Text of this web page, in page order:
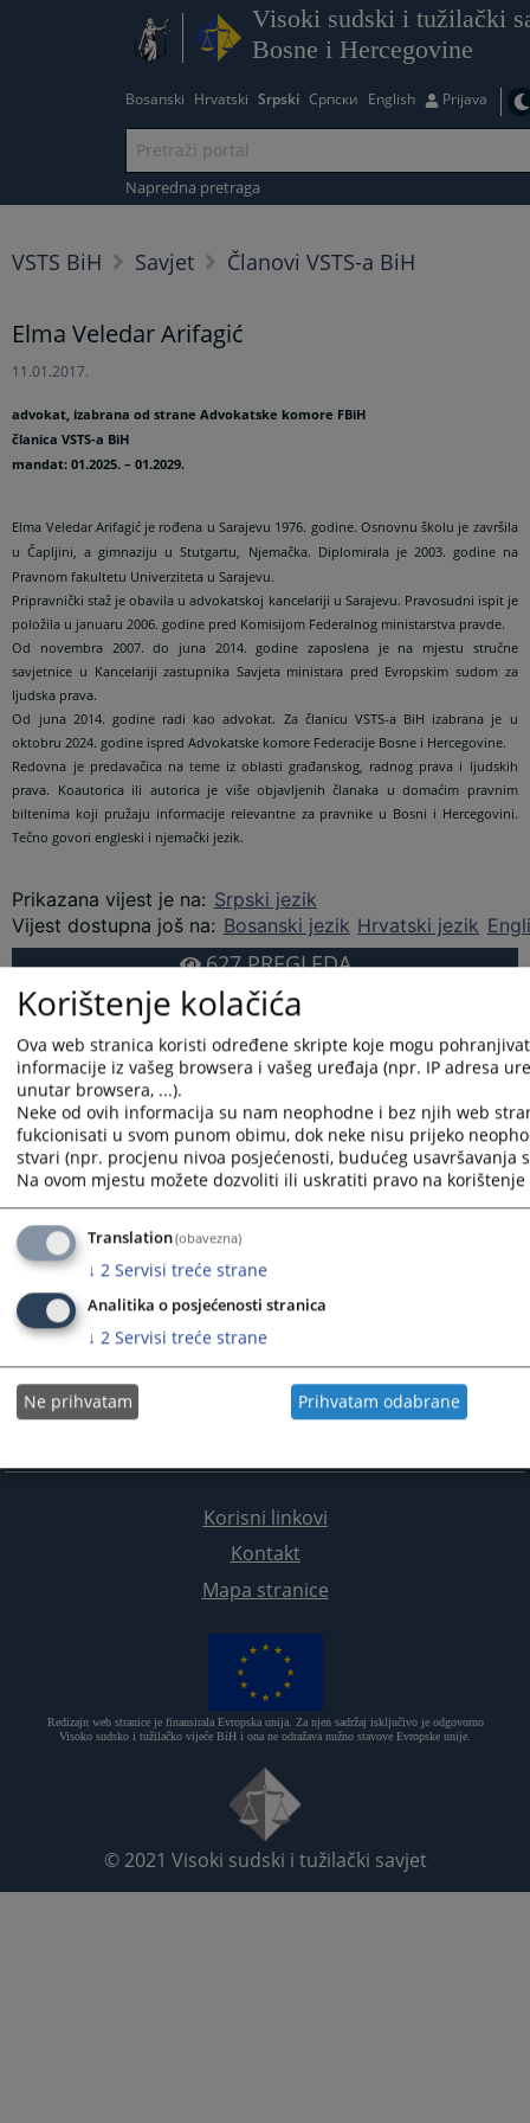
Visoki sudski i tužilački
Bosne i Hercegovine
Bosanski Hrvatski Srpski Српски English Prijava
Napredna pretraga
VSTS BiH Savjet Članovi VSTS-a BiH
Elma Veledar Arifagić
11.01.2017.
advokat, izabrana od strane Advokatske komore FBiH
članica VSTS-a BiH
mandat: 01.2025. – 01.2029.
Elma Veledar Arifagić je rođena u Sarajevu 1976. godine. Osnovnu školu je završila
u Čapljini, a gimnaziju u Stutgartu, Njemačka. Diplomirala je 2003. godine na
Pravnom fakultetu Univerziteta u Sarajevu.
Pripravnički staž je obavila u advokatskoj kancelariji u Sarajevu. Pravosudni ispit je
položila u januaru 2006. godine pred Komisijom Federalnog ministarstva pravde.
Od novembra 2007. do juna 2014. godine zaposlena je na mjestu stručne
savjetnice u Kancelariji zastupnika Savjeta ministara pred Evropskim sudom za
ljudska prava.
Od juna 2014. godine radi kao advokat. Za članicu VSTS-a BiH izabrana je u
oktobru 2024. godine ispred Advokatske komore Federacije Bosne i Hercegovine.
Redovna je predavačica na teme iz oblasti građanskog, radnog prava i ljudskih
prava. Koautorica ili autorica je više objavljenih članaka u domaćim pravnim
biltenima koji pružaju informacije relevantne za pravnike u Bosni i Hercegovini.
Tečno govori engleski i njemački jezik.
Prikazana vijest je na: Srpski jezik
Vijest dostupna još na: Bosanski jezik Hrvatski jezik
627PREGLEDA
Korisni linkovi
Kontakt
Mapa stranice
Redizajn web stranice je finansirala Evropska unija. Za njen sadržaj isključivo je odgovorno
Visoko sudsko i tužilačko vijeće BiH i ona ne odražava nužno stavove Evropske unije.
© 2021 Visoki sudski i tužilački savjet
Korištenje kolačića
Ova web stranica koristi određene skripte koje mogu
informacije iz vašeg browsera i vašeg uređaja (npr. IP adresa
unutar browsera, ...).
Neke od ovih informacija su nam neophodne i bez njih web
fukcionisati u svom punom obimu, dok neke nisu prijeko
stvari (npr. procjenu nivoa posjećenosti, budućeg usavršavanja
Na ovom mjestu možete dozvoliti ili uskratiti pravo na
Translation(obavezna)
↓ 2 Servisi treće strane
Analitika o posjećenosti stranica
↓ 2 Servisi treće strane
Ne prihvatam Prihvatam odabrane